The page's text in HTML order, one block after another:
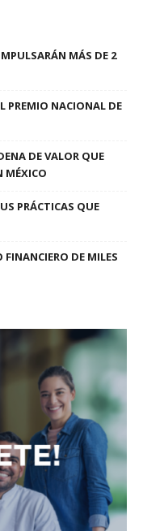
MÁS DE 2
PREMIO NACIONAL DE
DE VALOR QUE
MÉXICO
PRÁCTICAS QUE
DE MILES